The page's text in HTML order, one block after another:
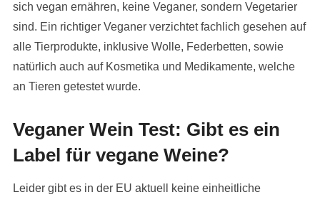
sich vegan ernähren, keine Veganer, sondern Vegetarier
sind. Ein richtiger Veganer verzichtet fachlich gesehen auf
alle Tierprodukte, inklusive Wolle, Federbetten, sowie
natürlich auch auf Kosmetika und Medikamente, welche
an Tieren getestet wurde.
Veganer Wein Test: Gibt es ein
Label für vegane Weine?
Leider gibt es in der EU aktuell keine einheitliche